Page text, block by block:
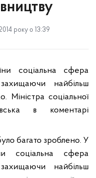
року о 13:39
соціальна сфера
найбільш
Міністра соціальної
в коментарі
багато зроблено. У
соціальна сфера
найбільш